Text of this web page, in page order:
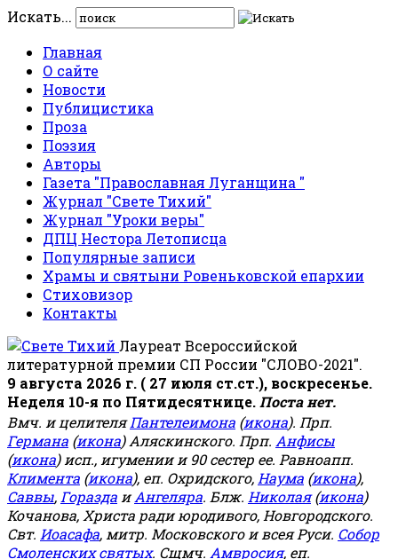
Искать...
Главная
О сайте
Новости
Публицистика
Проза
Поэзия
Авторы
Газета "Православная Луганщина "
Журнал "Свете Тихий"
Журнал "Уроки веры"
ДПЦ Нестора Летописца
Популярные записи
Храмы и святыни Ровеньковской епархии
Стиховизор
Контакты
Лауреат Всероссийской
литературной премии СП России "СЛОВО-2021".
9 августа 2026 г. ( 27 июля ст.ст.), воскресенье.
Неделя 10-я по Пятидесятнице. Поста нет.
Вмч. и целителяПантелеимона (икона). Прп.
Германа (икона) Аляскинского. Прп. Анфисы
(икона) исп., игумении и 90 сестер ее. Равноапп.
Климента (икона), еп. Охридского, Наума (икона),
Саввы, Горазда иАнгеляра. Блж. Николая(икона)
Кочанова, Христа ради юродивого, Новгородского.
Свт. Иоасафа, митр. Московского и всея Руси. Собор
Смоленских святых. Сщмч. Амвросия, еп.